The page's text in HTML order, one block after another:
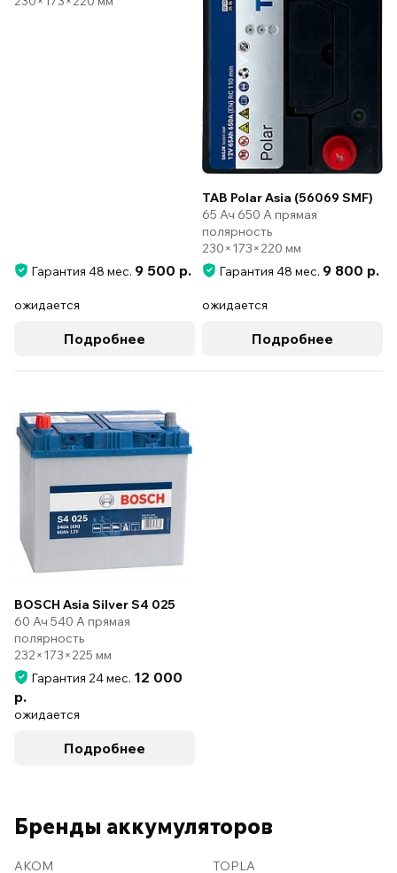
Гарантия 48 мес. 9 500 р.
ожидается
Подробнее
TAB Polar Asia (56069 SMF)
65 Ач 650 А прямая
полярность
230×173×220 мм
Гарантия 48 мес. 9 800 р.
ожидается
Подробнее
BOSCH Asia Silver S4 025
60 Ач 540 А прямая
полярность
232×173×225 мм
Гарантия 24 мес. 12 000
р.
ожидается
Подробнее
Бренды аккумуляторов
AKOM TOPLA